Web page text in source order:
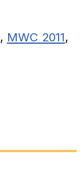
, MWC 2011,